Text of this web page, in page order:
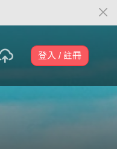
登入 / 註冊